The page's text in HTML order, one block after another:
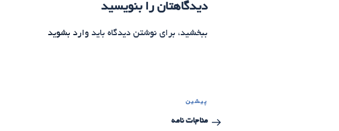
دیدگاهتان را بنویسید
ببخشید، برای نوشتن دیدگاه باید وارد بشوید
راهبری
نوشته‌ها
نوشته
قبلی
پیشین
مناجات نامه